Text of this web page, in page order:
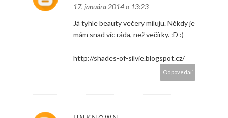
17. januára 2014 o 13:23
Já tyhle beauty večery miluju. Někdy je
mám snad víc ráda, než večírky. :D :)
http://shades-of-silvie.blogspot.cz/
Odpovedať